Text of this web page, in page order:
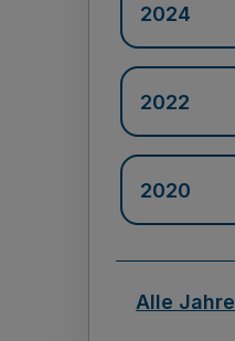
2024
2022
2020
Alle